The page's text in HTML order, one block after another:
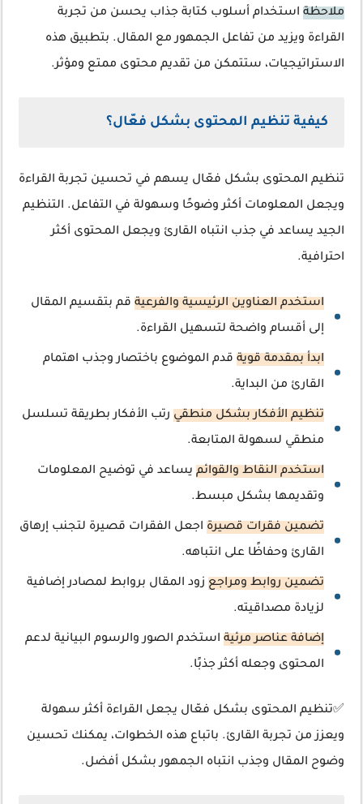
ملاحظة استخدام أسلوب كتابة جذاب يحسن من تجربة
القراءة ويزيد من تفاعل الجمهور مع المقال. بتطبيق هذه
الاستراتيجيات، ستتمكن من تقديم محتوى ممتع ومؤثر.
كيفية تنظيم المحتوى بشكل فعّال؟
تنظيم المحتوى بشكل فعّال يسهم في تحسين تجربة القراءة
ويجعل المعلومات أكثر وضوحًا وسهولة في التفاعل. التنظيم
الجيد يساعد في جذب انتباه القارئ ويجعل المحتوى أكثر
احترافية.
استخدم العناوين الرئيسية والفرعية قم بتقسيم المقال
إلى أقسام واضحة لتسهيل القراءة.
ابدأ بمقدمة قوية قدم الموضوع باختصار وجذب اهتمام
القارئ من البداية.
تنظيم الأفكار بشكل منطقي رتب الأفكار بطريقة تسلسل
منطقي لسهولة المتابعة.
استخدم النقاط والقوائم يساعد في توضيح المعلومات
وتقديمها بشكل مبسط.
تضمين فقرات قصيرة اجعل الفقرات قصيرة لتجنب إرهاق
القارئ وحفاظًا على انتباهه.
تضمين روابط ومراجع زود المقال بروابط لمصادر إضافية
لزيادة مصداقيته.
إضافة عناصر مرئية استخدم الصور والرسوم البيانية لدعم
المحتوى وجعله أكثر جذبًا.
✅تنظيم المحتوى بشكل فعّال يجعل القراءة أكثر سهولة
ويعزز من تجربة القارئ. باتباع هذه الخطوات، يمكنك تحسين
وضوح المقال وجذب انتباه الجمهور بشكل أفضل.